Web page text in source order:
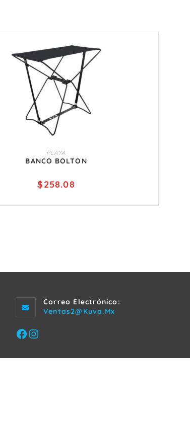
AÑADIR AL CARRITO
PLAYA
BANCO BOLTON
$258.08
Correo Electrónico:
Ventas2@kuva.mx
Facebook
Instagram